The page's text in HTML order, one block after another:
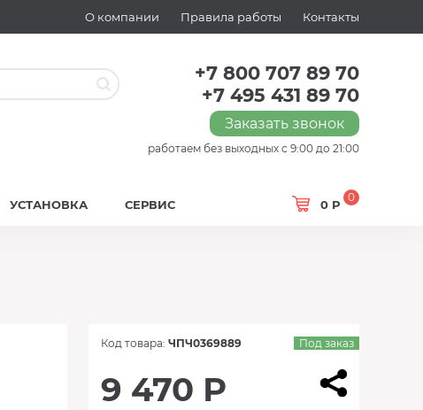
О компании Правила работы Контакты
+7 800 707 89 70
+7 495 431 89 70
Заказать звонок
работаем без выходных с 9:00 до 21:00
0 Р
0
УСТАНОВКА СЕРВИС
Код товара: ЧПЧ0369889 Под заказ
9 470 Р